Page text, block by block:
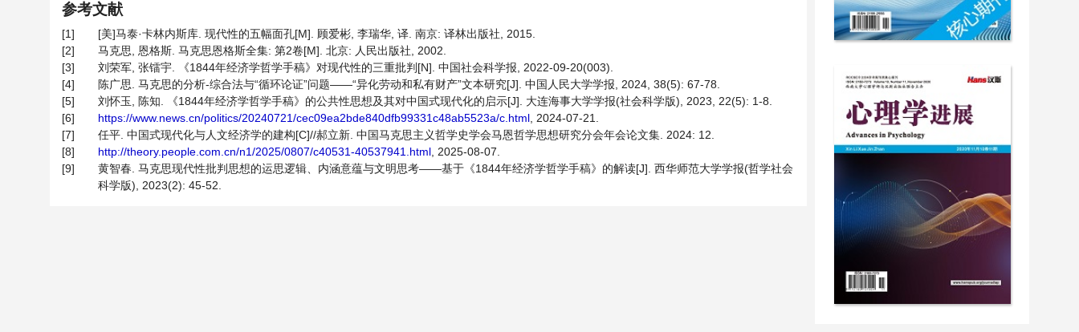
参考文献
[1]
[美]马泰·卡林内斯库. 现代性的五幅面孔[M]. 顾爱彬, 李瑞华, 译. 南京: 译林出版社, 2015.
[2]
马克思, 恩格斯. 马克思恩格斯全集: 第2卷[M]. 北京: 人民出版社, 2002.
[3]
刘荣军, 张镭宇. 《1844年经济学哲学手稿》对现代性的三重批判[N]. 中国社会科学报, 2022-09-20(003).
[4]
陈广思. 马克思的分析-综合法与“循环论证”问题——“异化劳动和私有财产”文本研究[J]. 中国人民大学学报, 2024, 38(5): 67-78.
[5]
刘怀玉, 陈知. 《1844年经济学哲学手稿》的公共性思想及其对中国式现代化的启示[J]. 大连海事大学学报(社会科学版), 2023, 22(5): 1-8.
[6]
https://www.news.cn/politics/20240721/cec09ea2bde840dfb99331c48ab5523a/c.html , 2024-07-21.
[7]
任平. 中国式现代化与人文经济学的建构[C]//郝立新. 中国马克思主义哲学史学会马恩哲学思想研究分会年会论文集. 2024: 12.
[8]
http://theory.people.com.cn/n1/2025/0807/c40531-40537941.html , 2025-08-07.
[9]
黄智春. 马克思现代性批判思想的运思逻辑、内涵意蕴与文明思考——基于《1844年经济学哲学手稿》的解读[J]. 西华师范大学学报(哲学社会
科学版), 2023(2): 45-52.